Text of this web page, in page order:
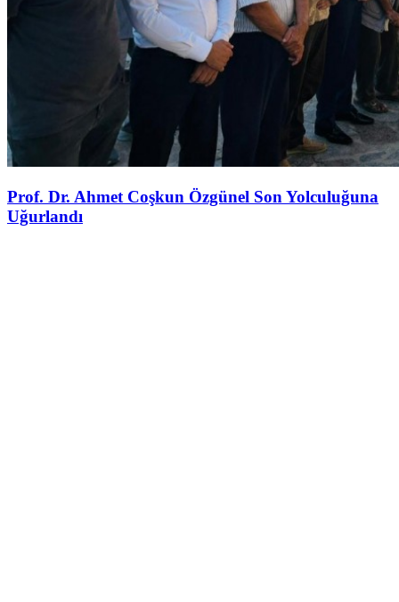
Prof. Dr. Ahmet Coşkun Özgünel Son Yolculuğuna
Uğurlandı